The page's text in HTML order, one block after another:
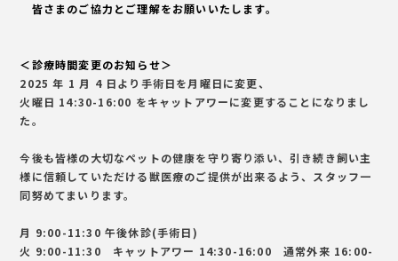
皆さまのご協力とご理解をお願いいたします。
＜診療時間変更のお知らせ＞
2025 年 1 月 4 日より手術日を月曜日に変更、
火曜日 14:30-16:00 をキャットアワーに変更することになりまし
た。
今後も皆様の大切なペットの健康を守り寄り添い、引き続き飼い主
様に信頼していただける獣医療のご提供が出来るよう、スタッフ一
同努めてまいります。
月 9:00-11:30 午後休診(手術日)
火 9:00-11:30 キャットアワー 14:30-16:00 通常外来 16:00-